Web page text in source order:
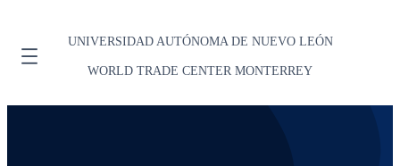
UNIVERSIDAD AUTÓNOMA DE NUEVO LEÓN
WORLD TRADE CENTER MONTERREY